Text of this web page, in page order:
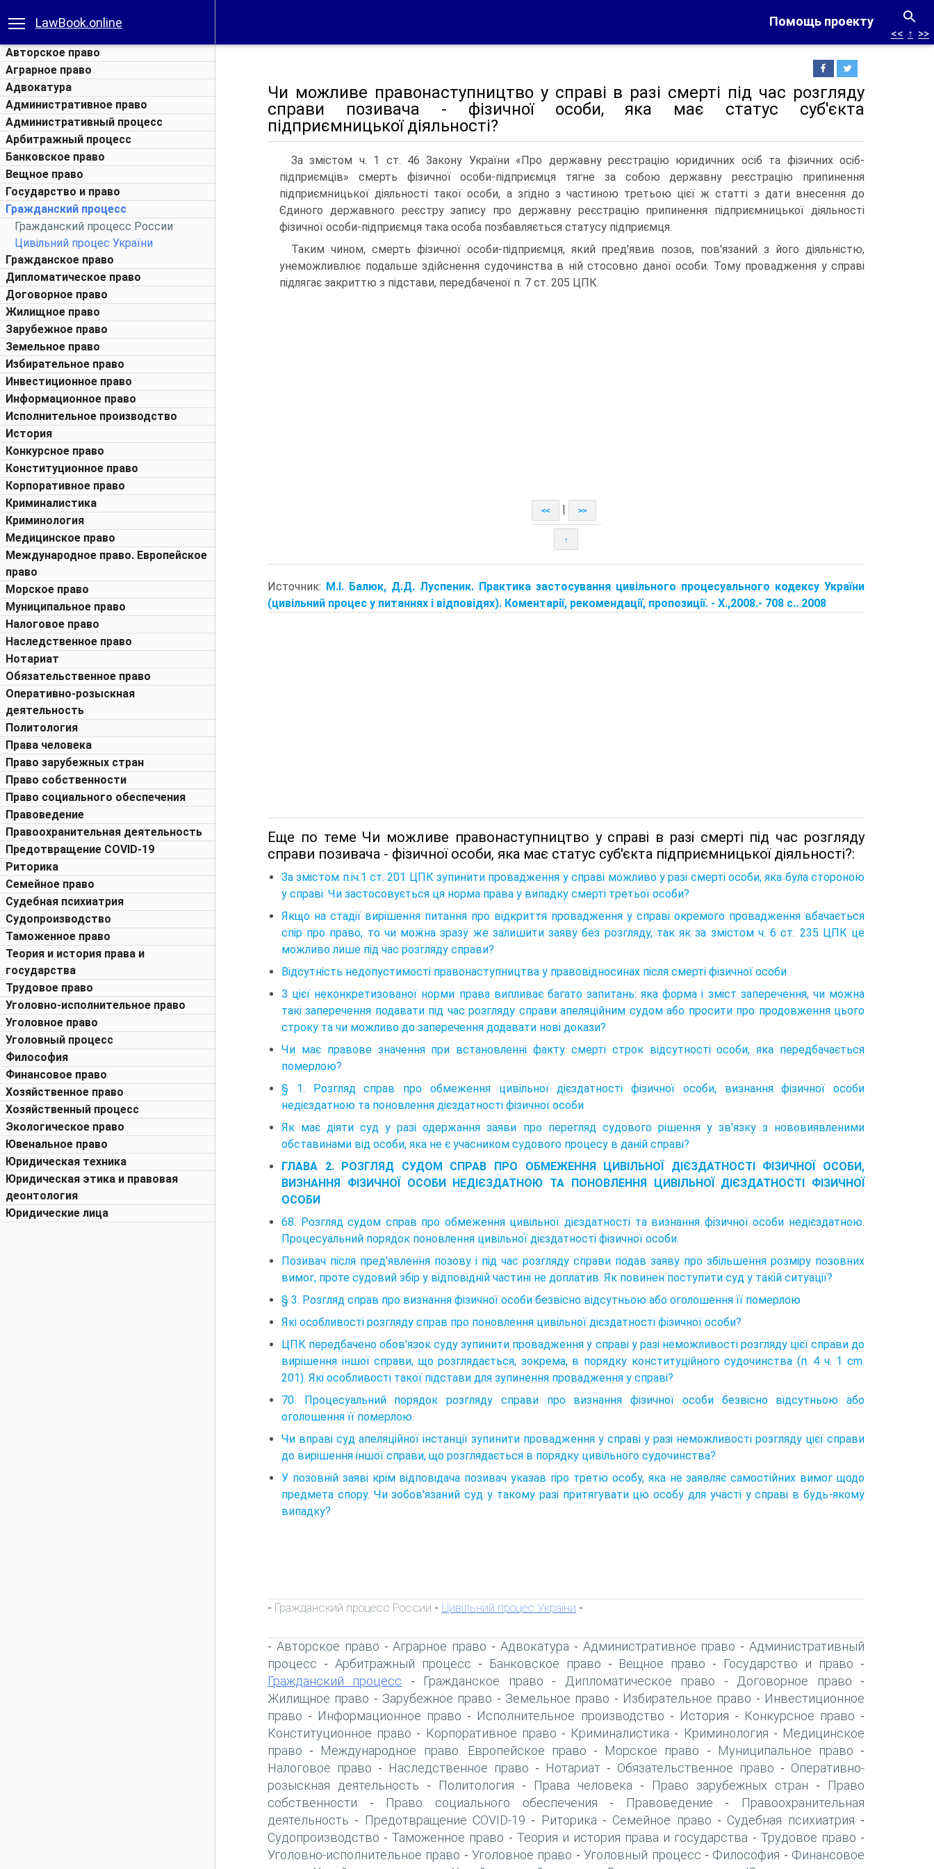
Помощь проекту
LawBook.online
Авторское право
Аграрное право
Адвокатура
Административное право
Административный процесс
Арбитражный процесс
Банковское право
Вещное право
Государство и право
Гражданский процесс
Гражданский процесс России
Цивільний процес України
Гражданское право
Дипломатическое право
Договорное право
Жилищное право
Зарубежное право
Земельное право
Избирательное право
Инвестиционное право
Информационное право
Исполнительное производство
История
Конкурсное право
Конституционное право
Корпоративное право
Криминалистика
Криминология
Медицинское право
Международное право. Европейское
право
Морское право
Муниципальное право
Налоговое право
Наследственное право
Нотариат
Обязательственное право
Оперативно-розыскная
деятельность
Политология
Права человека
Право зарубежных стран
Право собственности
Право социального обеспечения
Правоведение
Правоохранительная деятельность
Предотвращение COVID-19
Риторика
Семейное право
Судебная психиатрия
Судопроизводство
Таможенное право
Теория и история права и
государства
Трудовое право
Уголовно-исполнительное право
Уголовное право
Уголовный процесс
Философия
Финансовое право
Хозяйственное право
Хозяйственный процесс
Экологическое право
Ювенальное право
Юридическая техника
Юридическая этика и правовая
деонтология
Юридические лица
<< ↑ >>
Чи можливе правонаступництво у справі в разі смерті під час розгляду
справи позивача - фізичної особи, яка має статус суб'єкта
підприємницької діяльності?
За змістом ч. 1 ст. 46 Закону України «Про державну реєстрацію юридичних осіб та фізичних осіб-
підприємців» смерть фізичної особи-підприємця тягне за собою державну реєстрацію припинення
підприємницької діяльності такої особи, а згідно з частиною третьою цієї ж статті з дати внесення до
Єдиного державного реєстру запису про державну реєстрацію припинення підприємницької діяльності
фізичної особи-підприємця така особа позбавляється статусу підприємця.
Таким чином, смерть фізичної особи-підприємця, який пред'явив позов, пов'язаний з його діяльністю,
унеможливлює подальше здійснення судочинства в ній стосовно даної особи. Тому провадження у справі
підлягає закриттю з підстави, передбаченої п. 7 ст. 205 ЦПК.
<< >>
↑
Источник: М.І. Балюк, Д.Д. Луспеник. Практика застосування цивільного процесуального кодексу України
(цивільний процес у питаннях і відповідях). Коментарії, рекомендації, пропозиції. - X.,2008.- 708 с.. 2008
Еще по теме Чи можливе правонаступництво у справі в разі смерті під час розгляду
справи позивача - фізичної особи, яка має статус суб'єкта підприємницької діяльності?:
За змістом п.іч.1 ст. 201 ЦПК зупинити провадження у справі можливо у разі смерті особи, яка була стороною
у справі. Чи застосовується ця норма права у випадку смерті третьої особи?
Якщо на стадії вирішення питання про відкриття провадження у справі окремого провадження вбачається
спір про право, то чи можна зразу же залишити заяву без розгляду, так як за змістом ч. 6 ст. 235 ЦПК це
можливо лише під час розгляду справи?
Відсутність недопустимості правонаступництва у правовідносинах після смерті фізичної особи
З цієї неконкретизованої норми права випливає багато запитань: яка форма і зміст заперечення, чи можна
такі заперечення подавати під час розгляду справи апеляційним судом або просити про продовження цього
строку та чи можливо до заперечення додавати нові докази?
Чи має правове значення при встановленні факту смерті строк відсутності особи, яка передбачається
померлою?
§ 1. Розгляд справ про обмеження цивільної дієздатності фізичної особи, визнання фізичної особи
недієздатною та поновлення дієздатності фізичної особи
Як має діяти суд у разі одержання заяви про перегляд судового рішення у зв'язку з нововиявленими
обставинами від особи, яка не є учасником судового процесу в даній справі?
ГЛАВА 2. РОЗГЛЯД СУДОМ СПРАВ ПРО ОБМЕЖЕННЯ ЦИВІЛЬНОЇ ДІЄЗДАТНОСТІ ФІЗИЧНОЇ ОСОБИ,
ВИЗНАННЯ ФІЗИЧНОЇ ОСОБИ НЕДІЄЗДАТНОЮ ТА ПОНОВЛЕННЯ ЦИВІЛЬНОЇ ДІЄЗДАТНОСТІ ФІЗИЧНОЇ
ОСОБИ
68. Розгляд судом справ про обмеження цивільної дієздатності та визнання фізичної особи недієздатною.
Процесуальний порядок поновлення цивільної дієздатності фізичної особи.
Позивач після пред'явлення позову і під час розгляду справи подав заяву про збільшення розміру позовних
вимог, проте судовий збір у відповідній частині не доплатив. Як повинен поступити суд у такій ситуації?
§ 3. Розгляд справ про визнання фізичної особи безвісно відсутньою або оголошення її померлою
Які особливості розгляду справ про поновлення цивільної дієздатності фізичної особи?
ЦПК передбачено обов'язок суду зупинити провадження у справі у разі неможливості розгляду цієї справи до
вирішення іншої справи, що розглядається, зокрема, в порядку конституційного судочинства (п. 4 ч. 1 cm.
201). Які особливості такої підстави для зупинення провадження у справі?
70. Процесуальний порядок розгляду справи про визнання фізичної особи безвісно відсутньою або
оголошення її померлою.
Чи вправі суд апеляційної інстанції зупинити провадження у справі у разі неможливості розгляду цієї справи
до вирішення іншої справи, що розглядається в порядку цивільного судочинства?
У позовній заяві крім відповідача позивач указав про третю особу, яка не заявляє самостійних вимог щодо
предмета спору. Чи зобов'язаний суд у такому разі притягувати цю особу для участі у справі в будь-якому
випадку?
- Гражданский процесс России - Цивільний процес України -
- Авторское право -Аграрное право - Адвокатура - Административное право -Административный
процесс - Арбитражный процесс - Банковское право - Вещное право - Государство и право -
Гражданский процесс - Гражданское право - Дипломатическое право - Договорное право -
Жилищное право - Зарубежное право - Земельное право - Избирательное право - Инвестиционное
право - Информационное право - Исполнительное производство - История - Конкурсное право -
Конституционное право - Корпоративное право - Криминалистика - Криминология - Медицинское
право - Международное право. Европейское право - Морское право - Муниципальное право -
Налоговое право - Наследственное право - Нотариат - Обязательственное право - Оперативно-
розыскная деятельность - Политология - Права человека - Право зарубежных стран -
Право
собственности - Право социального обеспечения - Правоведение -
Правоохранительная
деятельность - Предотвращение COVID-19 - Риторика - Семейное право - Судебная психиатрия -
Судопроизводство -Таможенное право - Теория и история права и государства - Трудовое право -
Уголовно-исполнительное право -Уголовное право -Уголовный процесс - Философия - Финансовое